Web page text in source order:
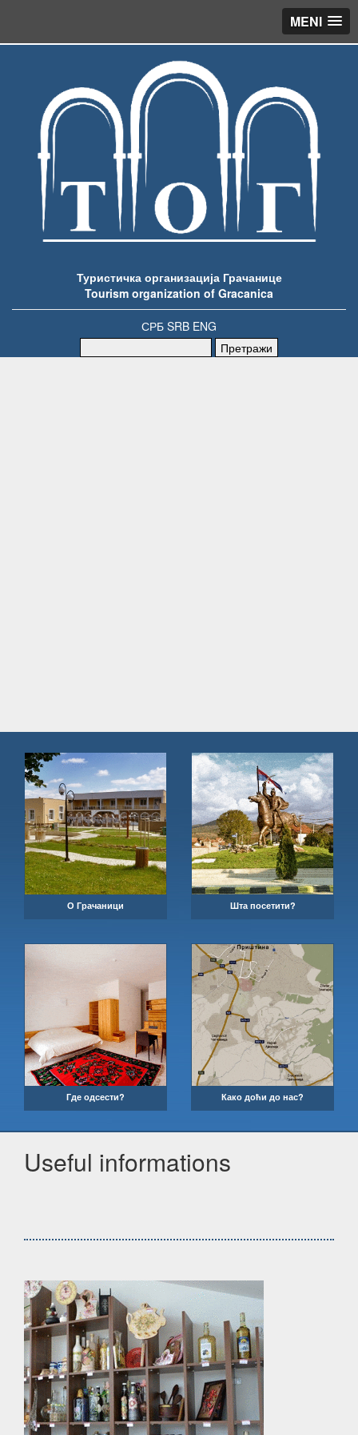
MENI
Туристичка организација Грачанице
Tourism organization of Gracanica
СРБ SRB ENG
О Грачаници Шта посетити?
Где одсести? Како доћи до нас?
Useful informations